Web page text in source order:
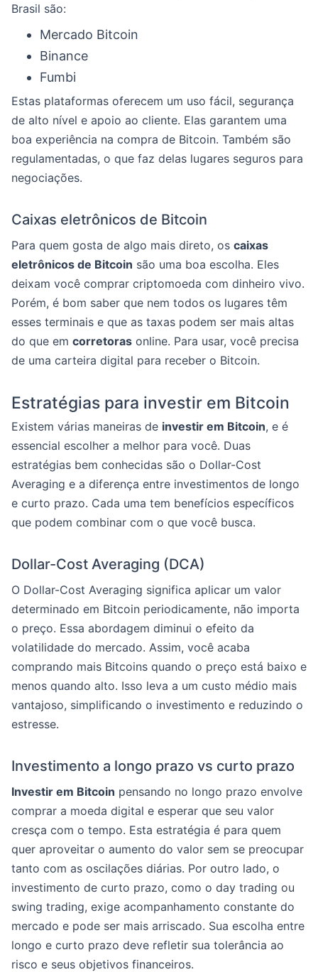
Brasil são:
Mercado Bitcoin
Binance
Fumbi
Estas plataformas oferecem um uso fácil, segurança
de alto nível e apoio ao cliente. Elas garantem uma
boa experiência na compra de Bitcoin. Também são
regulamentadas, o que faz delas lugares seguros para
negociações.
Caixas eletrônicos de Bitcoin
Para quem gosta de algo mais direto, os caixas
eletrônicos de Bitcoin são uma boa escolha. Eles
deixam você comprar criptomoeda com dinheiro vivo.
Porém, é bom saber que nem todos os lugares têm
esses terminais e que as taxas podem ser mais altas
do que em corretoras online. Para usar, você precisa
de uma carteira digital para receber o Bitcoin.
Estratégias para investir em Bitcoin
Existem várias maneiras de investir em Bitcoin, e é
essencial escolher a melhor para você. Duas
estratégias bem conhecidas são o Dollar-Cost
Averaging e a diferença entre investimentos de longo
e curto prazo. Cada uma tem benefícios específicos
que podem combinar com o que você busca.
Dollar-Cost Averaging (DCA)
O Dollar-Cost Averaging significa aplicar um valor
determinado em Bitcoin periodicamente, não importa
o preço. Essa abordagem diminui o efeito da
volatilidade do mercado. Assim, você acaba
comprando mais Bitcoins quando o preço está baixo e
menos quando alto. Isso leva a um custo médio mais
vantajoso, simplificando o investimento e reduzindo o
estresse.
Investimento a longo prazo vs curto prazo
Investir em Bitcoin pensando no longo prazo envolve
comprar a moeda digital e esperar que seu valor
cresça com o tempo. Esta estratégia é para quem
quer aproveitar o aumento do valor sem se preocupar
tanto com as oscilações diárias. Por outro lado, o
investimento de curto prazo, como o day trading ou
swing trading, exige acompanhamento constante do
mercado e pode ser mais arriscado. Sua escolha entre
longo e curto prazo deve refletir sua tolerância ao
risco e seus objetivos financeiros.